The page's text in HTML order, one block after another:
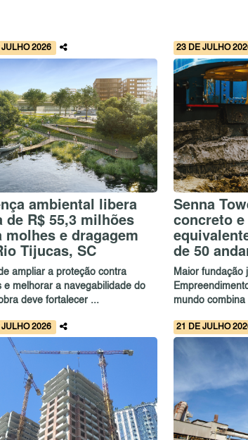
JULHO 2026
ambiental libera
de R$ 55,3 milhões
molhes e dragagem
Tijucas, SC
ampliar a proteção contra
e melhorar a navegabilidade do
deve fortalecer ...
23 DE JULHO
Senna
concreto
de 50
Maior fundação
mundo
JULHO 2026 21 DE JULHO